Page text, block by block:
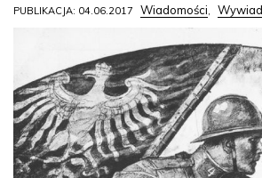
PUBLIKACJA: 04.06.2017 Wiadomości,